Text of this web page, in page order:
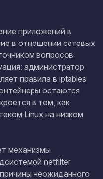
приложений в
в отношении сетевых
вопросов
администратор
правила в iptables
остаются
в том, как
Linux на низком
механизмы
netfilter
неожиданного